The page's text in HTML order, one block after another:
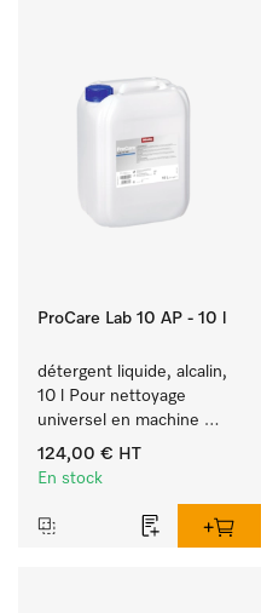
ProCare Lab 10 AP - 10 l
détergent liquide, alcalin,
10 l Pour nettoyage
universel en machine
d’ustensiles et de
verrerie de laboratoire.
124,00 € HT
En stock